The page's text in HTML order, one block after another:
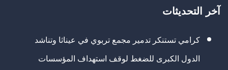
آخر التحديثات
كرامي تستنكر تدمير مجمع تربوي في عيناثا وتناشد
الدول الكبرى للضغط لوقف استهداف المؤسسات